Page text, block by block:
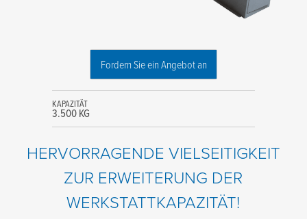
Fordern Sie ein Angebot an
KAPAZITÄT
3.500 KG
HERVORRAGENDE VIELSEITIGKEIT
ZUR ERWEITERUNG DER
WERKSTATTKAPAZITÄT!